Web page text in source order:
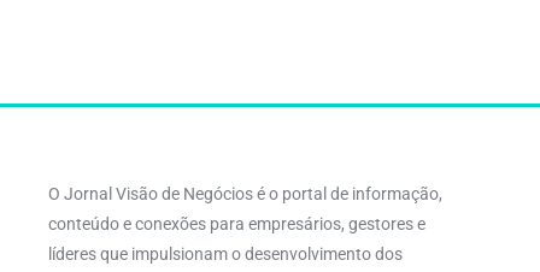
O Jornal Visão de Negócios é o portal de informação,
conteúdo e conexões para empresários, gestores e
líderes que impulsionam o desenvolvimento dos